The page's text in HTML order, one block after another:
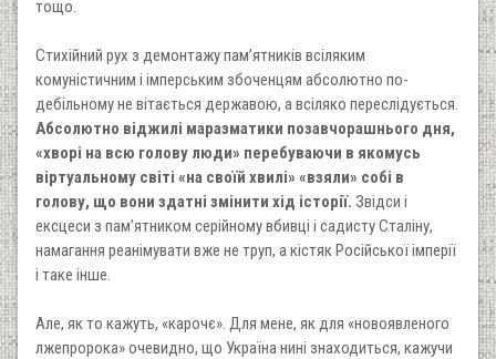
тощо.
Стихійний рух з демонтажу пам’ятників всіляким
комуністичним і імперським збоченцям абсолютно по-
дебільному не вітається державою, а всіляко переслідується.
Абсолютно віджилі маразматики позавчорашнього дня,
«хворі на всю голову люди» перебуваючи в якомусь
віртуальному світі «на своїй хвилі» «взяли» собі в
голову, що вони здатні змінити хід історії. Звідси і
ексцеси з пам’ятником серійному вбивці і садисту Сталіну,
намагання реанімувати вже не труп, а кістяк Російської імперії
і таке інше.
Але, як то кажуть, «карочє». Для мене, як для «новоявленого
лжепророка» очевидно, що Україна нині знаходиться, кажучи